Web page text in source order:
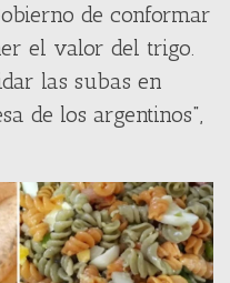
de conformar
el valor del trigo.
las subas en
de los argentinos",